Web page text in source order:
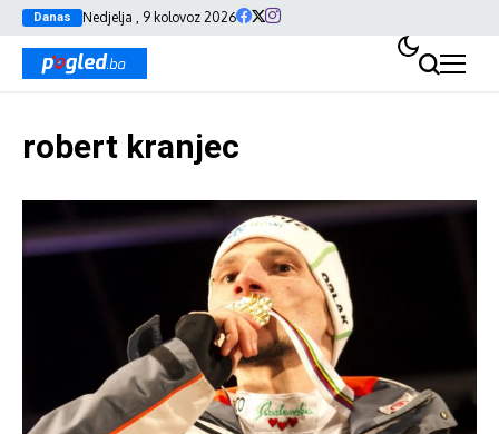
Danas Nedjelja , 9 kolovoz 2026
robert kranjec